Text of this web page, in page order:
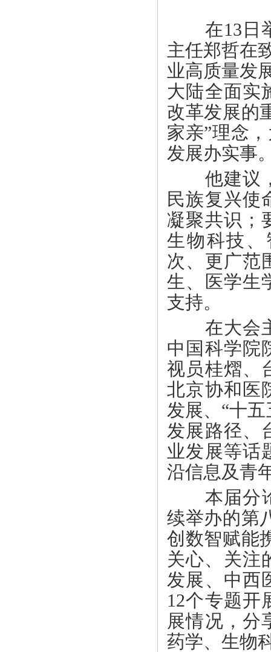
在13日
主任郑哲在
业高质量发
大陆全面实
改革发展的
家亲”理念
发展办实事
他建议，
民族复兴使
凝聚共识；
生物科技
次、更广范
生、医学生
支持。
在大会主
中国科学院
视员桂熠、
北京协和医
发展、 “十
发展路径、
业发展等话
沿信息及青
本届分
续举办的第
创数智赋能
关心、关注
发展、中西
12个专题开
展情况，分
药学、生物